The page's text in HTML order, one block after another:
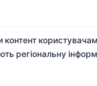
регіональну